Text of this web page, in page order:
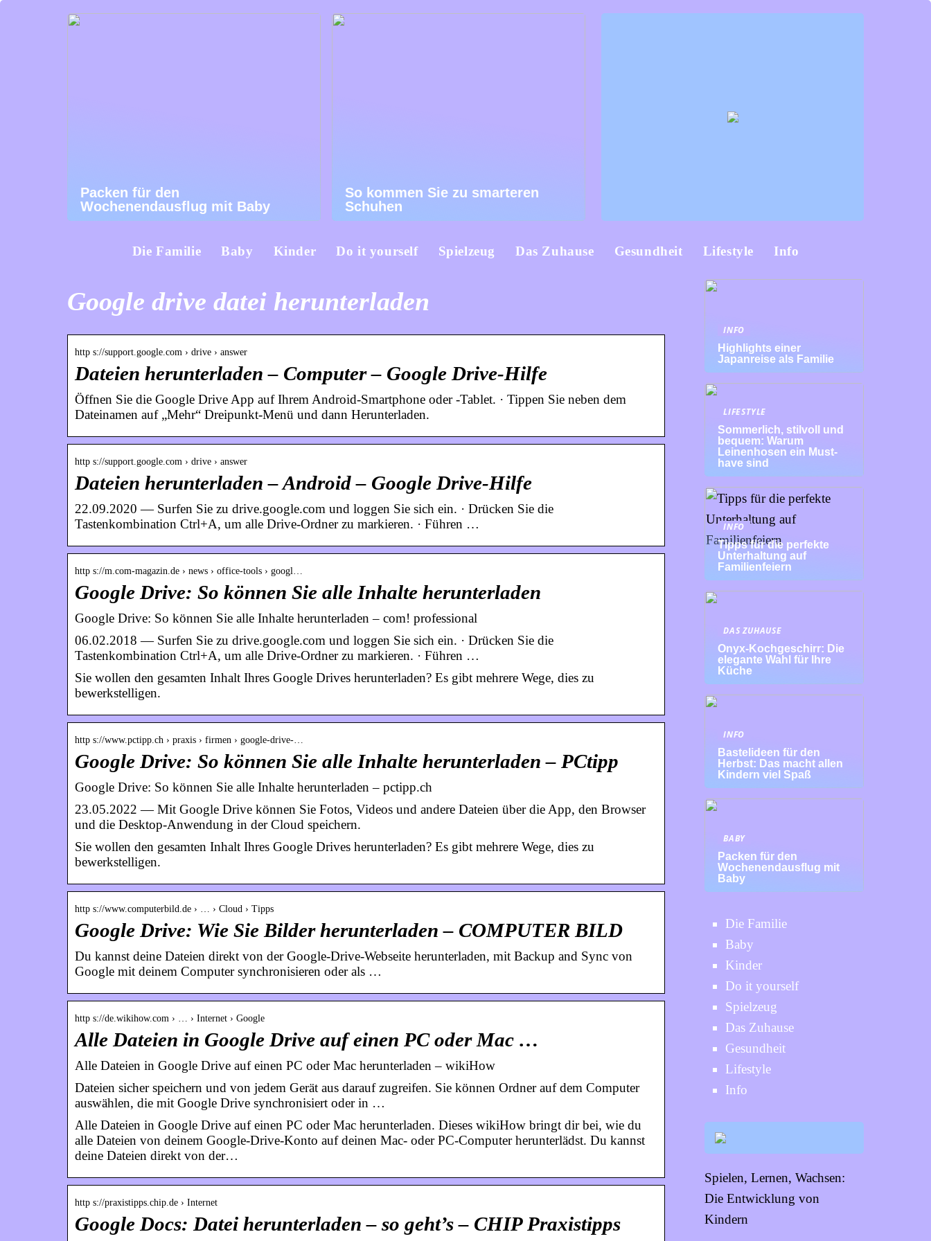
Packen für den
Wochenendausflug mit Baby
So kommen Sie zu smarteren
Schuhen
Die Familie Baby Kinder Do it yourself Spielzeug Das Zuhause Gesundheit Lifestyle Info
Google drive datei herunterladen
http s://support.google.com › drive › answer
Dateien herunterladen – Computer – Google Drive-Hilfe
Öffnen Sie die Google Drive App auf Ihrem Android-Smartphone oder -Tablet. · Tippen Sie neben dem
Dateinamen auf „Mehr“ Dreipunkt-Menü und dann Herunterladen.
http s://support.google.com › drive › answer
Dateien herunterladen – Android – Google Drive-Hilfe
22.09.2020 — Surfen Sie zu drive.google.com und loggen Sie sich ein. · Drücken Sie die
Tastenkombination Ctrl+A, um alle Drive-Ordner zu markieren. · Führen …
http s://m.com-magazin.de › news › office-tools › googl…
Google Drive: So können Sie alle Inhalte herunterladen
Google Drive: So können Sie alle Inhalte herunterladen – com! professional
06.02.2018 — Surfen Sie zu drive.google.com und loggen Sie sich ein. · Drücken Sie die
Tastenkombination Ctrl+A, um alle Drive-Ordner zu markieren. · Führen …
Sie wollen den gesamten Inhalt Ihres Google Drives herunterladen? Es gibt mehrere Wege, dies zu
bewerkstelligen.
http s://www.pctipp.ch › praxis › firmen › google-drive-…
Google Drive: So können Sie alle Inhalte herunterladen – PCtipp
Google Drive: So können Sie alle Inhalte herunterladen – pctipp.ch
23.05.2022 — Mit Google Drive können Sie Fotos, Videos und andere Dateien über die App, den Browser
und die Desktop-Anwendung in der Cloud speichern.
Sie wollen den gesamten Inhalt Ihres Google Drives herunterladen? Es gibt mehrere Wege, dies zu
bewerkstelligen.
http s://www.computerbild.de › … › Cloud › Tipps
Google Drive: Wie Sie Bilder herunterladen – COMPUTER BILD
Du kannst deine Dateien direkt von der Google-Drive-Webseite herunterladen, mit Backup and Sync von
Google mit deinem Computer synchronisieren oder als …
http s://de.wikihow.com › … › Internet › Google
Alle Dateien in Google Drive auf einen PC oder Mac …
Alle Dateien in Google Drive auf einen PC oder Mac herunterladen – wikiHow
Dateien sicher speichern und von jedem Gerät aus darauf zugreifen. Sie können Ordner auf dem Computer
auswählen, die mit Google Drive synchronisiert oder in …
Alle Dateien in Google Drive auf einen PC oder Mac herunterladen. Dieses wikiHow bringt dir bei, wie du
alle Dateien von deinem Google-Drive-Konto auf deinen Mac- oder PC-Computer herunterlädst. Du kannst
deine Dateien direkt von der…
http s://praxistipps.chip.de › Internet
Google Docs: Datei herunterladen – so geht’s – CHIP Praxistipps
INFO
Highlights einer
Japanreise als Familie
LIFESTYLE
Sommerlich, stilvoll und
bequem: Warum
Leinenhosen ein Must-
have sind
INFO
Tipps für die perfekte
Unterhaltung auf
Familienfeiern
DAS ZUHAUSE
Onyx-Kochgeschirr: Die
elegante Wahl für Ihre
Küche
INFO
Bastelideen für den
Herbst: Das macht allen
Kindern viel Spaß
BABY
Packen für den
Wochenendausflug mit
Baby
Die Familie
Baby
Kinder
Do it yourself
Spielzeug
Das Zuhause
Gesundheit
Lifestyle
Info
Spielen, Lernen, Wachsen:
Die Entwicklung von
Kindern